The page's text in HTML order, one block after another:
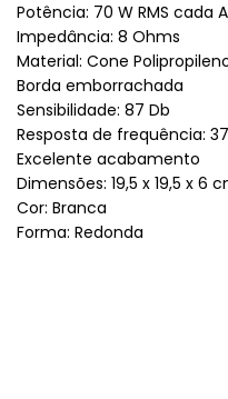
Potência: 70 W RMS cada
Impedância: 8 Ohms
Material: Cone
Borda emborrachada
Sensibilidade: 87 Db
Resposta de frequência:
Excelente acabamento
Dimensões: 19,5 x 19,5 x 6
Cor: Branca
Forma: Redonda